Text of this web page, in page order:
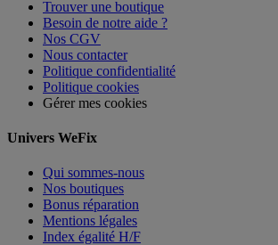
Trouver une boutique
Besoin de notre aide ?
Nos CGV
Nous contacter
Politique confidentialité
Politique cookies
Gérer mes cookies
Univers WeFix
Qui sommes-nous
Nos boutiques
Bonus réparation
Mentions légales
Index égalité H/F